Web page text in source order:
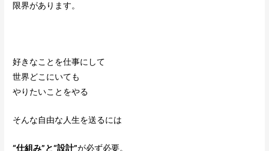
限界があります。
好きなことを仕事にして
世界どこにいても
やりたいことをやる
そんな自由な人生を送るには
“仕組み”と“設計”が必ず必要。